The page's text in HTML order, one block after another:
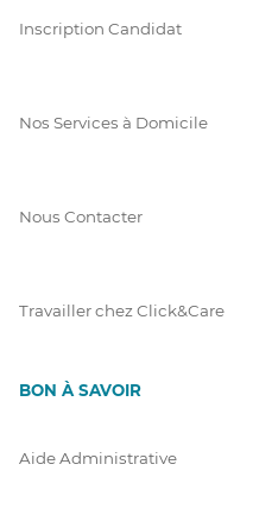
Inscription Candidat
Nos Services à Domicile
Nous Contacter
Travailler chez Click&Care
BON À SAVOIR
Aide Administrative